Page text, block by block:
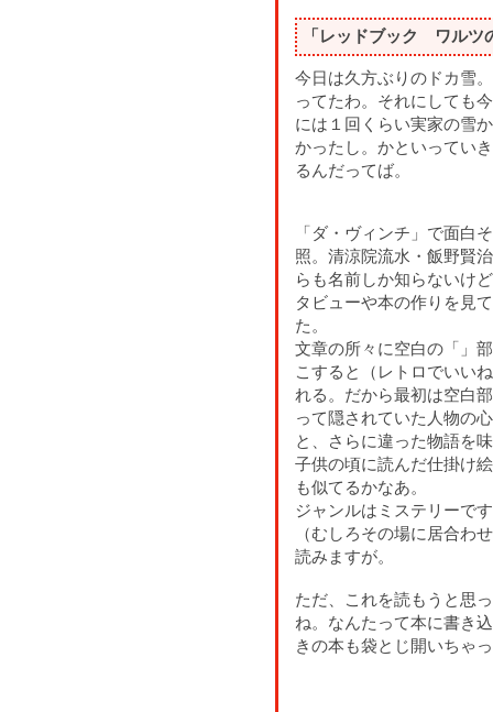
「レッドブック ワルツ
今日は久方ぶりのドカ雪
ってたわ。それにしても
には１回くらい実家の雪
かったし。かといってい
るんだってば。
「ダ・ヴィンチ」で面白
照。清涼院流水・飯野賢
らも名前しか知らないけ
タビューや本の作りを見
た。
文章の所々に空白の「」
こすると（レトロでいい
れる。だから最初は空白
って隠されていた人物の
と、さらに違った物語を
子供の頃に読んだ仕掛け
も似てるかなあ。
ジャンルはミステリーで
（むしろその場に居合わ
読みますが。
ただ、これを読もうと思
ね。なんたって本に書き
きの本も袋とじ開いちゃ